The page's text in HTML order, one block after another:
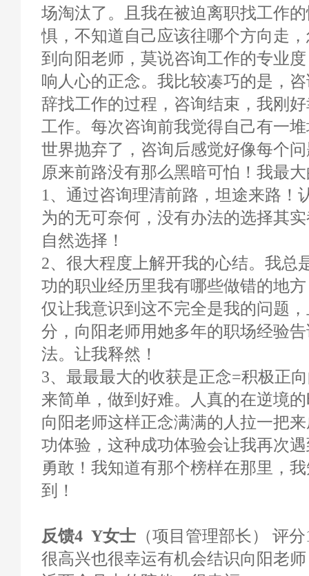
场淘汰了。且我在被迫离职找工作
惧，不知道自己应该往哪个方向走
到向阳老师，莫说咨询工作的专业
响人心的正念。我比较凑巧的是，
辞找工作的过程，咨询结束，我刚
工作。每次咨询前我觉得自己有一
世界抛弃了，咨询后感觉好像每个
原来前路没有那么黑暗可怕！我最
1、通过咨询理清前路，坦途来路！
为的无可奈何，没有办法的选择其
自然选择！
2、很大程度上解开我的心结。我总
功的职业经历里我有哪些做错的地
仅让我意识到这不完全是我的问题
分，向阳老师用她多年的职场经验
法。让我释然！
3、最最最大的收获是正念=积极正
来简单，做到好难。人真的在逆境
向阳老师这样正念满满的人拉一把
功体验，这种成功体验会让我再次
勇敢！我知道有那个榜样在那里，
到！
反馈4 Y女士 （项目管理部长） 评分
很高兴也很幸运有机会结识向阳老